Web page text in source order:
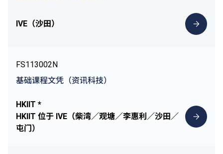
IVE（沙田）
FS113002N
基础课程文凭（资讯科技）
HKIIT *
HKIIT 位于 IVE（柴湾／观塘／李惠利／沙田／
屯门）